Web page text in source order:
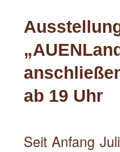
ab 19 Uhr
Seit Anfang